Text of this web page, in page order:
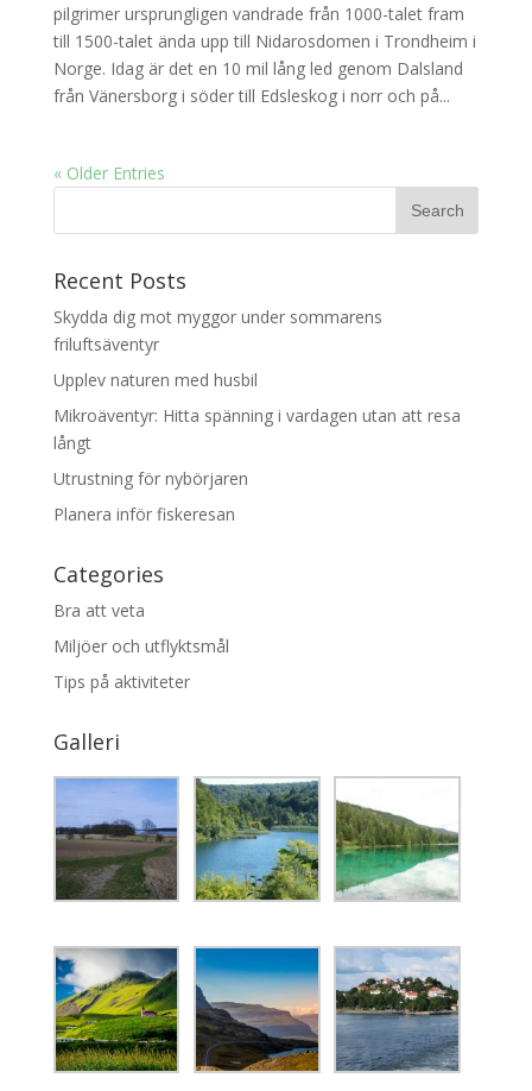
pilgrimer ursprungligen vandrade från 1000-talet fram
till 1500-talet ända upp till Nidarosdomen i Trondheim i
Norge. Idag är det en 10 mil lång led genom Dalsland
från Vänersborg i söder till Edsleskog i norr och på...
« Older Entries
Recent Posts
Skydda dig mot myggor under sommarens
friluftsäventyr
Upplev naturen med husbil
Mikroäventyr: Hitta spänning i vardagen utan att resa
långt
Utrustning för nybörjaren
Planera inför fiskeresan
Categories
Bra att veta
Miljöer och utflyktsmål
Tips på aktiviteter
Galleri